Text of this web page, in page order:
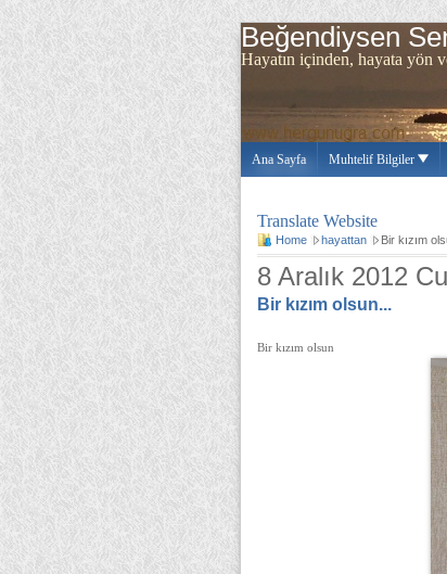
Beğendiysen
Hayatın içinden, hayata yön
Ana Sayfa Muhtelif Bilgiler
Translate Website
Home hayattan Bir kızım
8 Aralık 2012
Bir kızım olsun...
Bir kızım olsun